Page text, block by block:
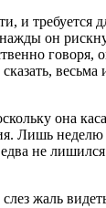
и требуется
он
говоря,
весьма
она
Лишь неделю
не
жаль